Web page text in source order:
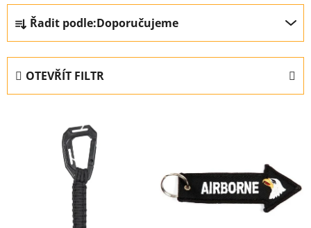
Ř
a
z
n
í
Řadit podle:Doporučujeme
OTEVŘÍT FILTR